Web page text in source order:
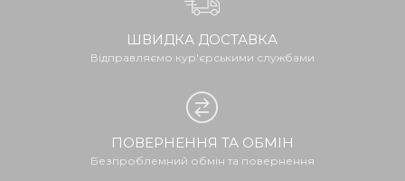
ШВИДКА ДОСТАВКА
Відправляємо кур'єрськими службами
ПОВЕРНЕННЯ ТА ОБМІН
Безпроблемний обмін та повернення